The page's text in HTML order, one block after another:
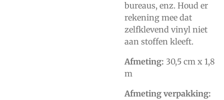
bureaus, enz. Houd er
rekening mee dat
zelfklevend vinyl niet
aan stoffen kleeft.
Afmeting: 30,5 cm x 1,8
m
Afmeting verpakking: